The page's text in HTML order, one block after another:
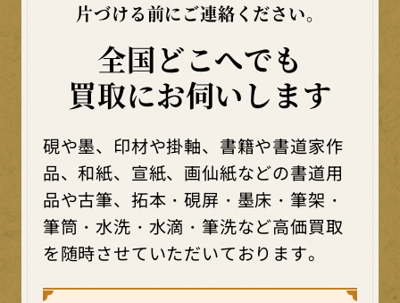
片づける前にご連絡ください。
全国どこへでも
買取にお伺いします
硯や墨、印材や掛軸、書籍や書道家作
品、和紙、宣紙、画仙紙などの書道用
品や古筆、拓本・硯屏・墨床・筆架・
筆筒・水洗・水滴・筆洗など高価買取
を随時させていただいております。